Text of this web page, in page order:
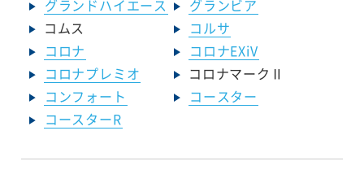
グランドハイエース
グランビア
コムス
コルサ
コロナ
コロナEXiV
コロナプレミオ
コロナマークⅡ
コンフォート
コースター
コースターR